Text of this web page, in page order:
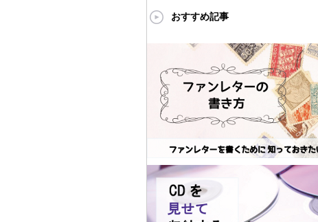
おすすめ記事